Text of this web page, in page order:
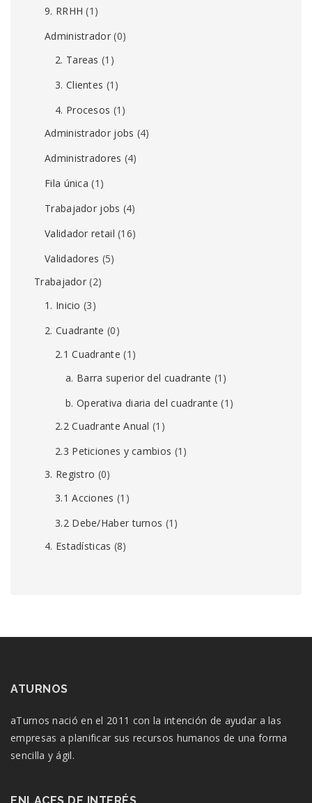
9. RRHH (1)
Administrador(0)
2. Tareas (1)
3. Clientes (1)
4. Procesos (1)
Administrador jobs (4)
Administradores (4)
Fila única (1)
Trabajador jobs (4)
Validador retail (16)
Validadores (5)
Trabajador (2)
1. Inicio (3)
2. Cuadrante (0)
2.1 Cuadrante (1)
a. Barra superior del cuadrante (1)
b. Operativa diaria del cuadrante (1)
2.2 Cuadrante Anual (1)
2.3 Peticiones y cambios (1)
3. Registro (0)
3.1 Acciones (1)
3.2 Debe/Haber turnos (1)
4. Estadísticas (8)
ATURNOS
aTurnos nació en el 2011 con la intención de ayudar a las
empresas a planificar sus recursos humanos de una forma
sencilla y ágil.
ENLACES DE INTERÉS